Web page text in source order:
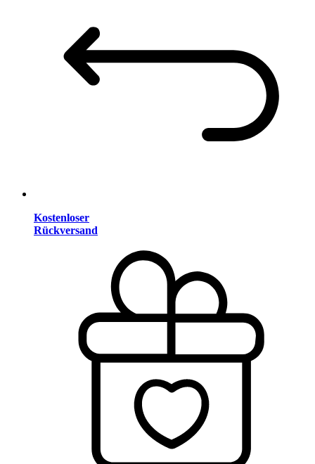
Kostenloser
Rückversand